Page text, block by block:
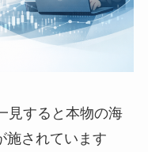
見すると本物の海
施されています